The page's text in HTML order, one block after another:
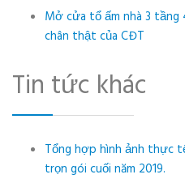
Mở cửa tổ ấm nhà 3 tầng
chân thật của CĐT
Tin tức khác
Tổng hợp hình ảnh thực
trọn gói cuối năm 2019.